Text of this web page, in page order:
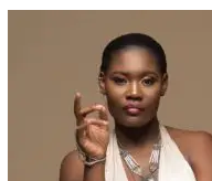
Pourquoi ?